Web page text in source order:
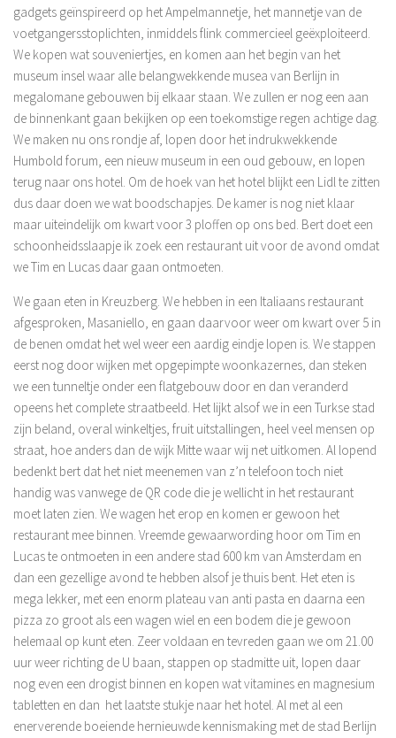
gadgets geïnspireerd op het Ampelmannetje, het mannetje van de
voetgangersstoplichten, inmiddels flink commercieel geëxploiteerd.
We kopen wat souveniertjes, en komen aan het begin van het
museum insel waar alle belangwekkende musea van Berlijn in
megalomane gebouwen bij elkaar staan. We zullen er nog een aan
de binnenkant gaan bekijken op een toekomstige regen achtige dag.
We maken nu ons rondje af, lopen door het indrukwekkende
Humbold forum, een nieuw museum in een oud gebouw, en lopen
terug naar ons hotel. Om de hoek van het hotel blijkt een Lidl te zitten
dus daar doen we wat boodschapjes. De kamer is nog niet klaar
maar uiteindelijk om kwart voor 3 ploffen op ons bed. Bert doet een
schoonheidsslaapje ik zoek een restaurant uit voor de avond omdat
we Tim en Lucas daar gaan ontmoeten.
We gaan eten in Kreuzberg. We hebben in een Italiaans restaurant
afgesproken, Masaniello, en gaan daarvoor weer om kwart over 5 in
de benen omdat het wel weer een aardig eindje lopen is. We stappen
eerst nog door wijken met opgepimpte woonkazernes, dan steken
we een tunneltje onder een flatgebouw door en dan veranderd
opeens het complete straatbeeld. Het lijkt alsof we in een Turkse stad
zijn beland, overal winkeltjes, fruit uitstallingen, heel veel mensen op
straat, hoe anders dan de wijk Mitte waar wij net uitkomen. Al lopend
bedenkt bert dat het niet meenemen van z’n telefoon toch niet
handig was vanwege de QR code die je wellicht in het restaurant
moet laten zien. We wagen het erop en komen er gewoon het
restaurant mee binnen. Vreemde gewaarwording hoor om Tim en
Lucas te ontmoeten in een andere stad 600 km van Amsterdam en
dan een gezellige avond te hebben alsof je thuis bent. Het eten is
mega lekker, met een enorm plateau van anti pasta en daarna een
pizza zo groot als een wagen wiel en een bodem die je gewoon
helemaal op kunt eten. Zeer voldaan en tevreden gaan we om 21.00
uur weer richting de U baan, stappen op stadmitte uit, lopen daar
nog even een drogist binnen en kopen wat vitamines en magnesium
tabletten en dan het laatste stukje naar het hotel. Al met al een
enerverende boeiende hernieuwde kennismaking met de stad Berlijn